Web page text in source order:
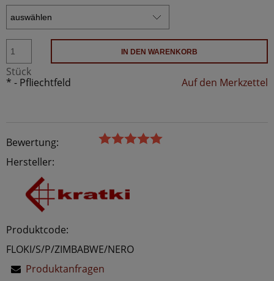
Stück
IN DEN WARENKORB
Auf den Merkzettel
* - Pfliechtfeld
Bewertung:
Hersteller:
Produktcode:
FLOKI/S/P/ZIMBABWE/NERO
Produktanfragen